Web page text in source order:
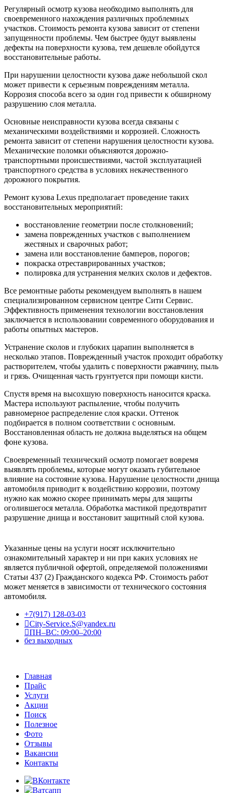
Регулярный осмотр кузова необходимо выполнять для
своевременного нахождения различных проблемных
участков. Стоимость ремонта кузова зависит от степени
запущенности проблемы. Чем быстрее будут выявлены
дефекты на поверхности кузова, тем дешевле обойдутся
восстановительные работы.
При нарушении целостности кузова даже небольшой скол
может привести к серьезным повреждениям металла.
Коррозия способа всего за один год привести к обширному
разрушению слоя металла.
Основные неисправности кузова всегда связаны с
механическими воздействиями и коррозией. Сложность
ремонта зависит от степени нарушения целостности кузова.
Механические поломки объясняются дорожно-
транспортными происшествиями, частой эксплуатацией
транспортного средства в условиях некачественного
дорожного покрытия.
Ремонт кузова Lexus предполагает проведение таких
восстановительных мероприятий:
восстановление геометрии после столкновений;
замена поврежденных участков с выполнением
жестяных и сварочных работ;
замена или восстановление бамперов, порогов;
покраска отреставрированных участков;
полировка для устранения мелких сколов и дефектов.
Все ремонтные работы рекомендуем выполнять в нашем
специализированном сервисном центре Сити Сервис.
Эффективность применения технологии восстановления
заключается в использовании современного оборудования и
работы опытных мастеров.
Устранение сколов и глубоких царапин выполняется в
несколько этапов. Поврежденный участок проходит обработку
растворителем, чтобы удалить с поверхности ржавчину, пыль
и грязь. Очищенная часть грунтуется при помощи кисти.
Спустя время на высохшую поверхность наносится краска.
Мастера используют распыление, чтобы получить
равномерное распределение слоя краски. Оттенок
подбирается в полном соответствии с основным.
Восстановленная область не должна выделяться на общем
фоне кузова.
Своевременный технический осмотр помогает вовремя
выявлять проблемы, которые могут оказать губительное
влияние на состояние кузова. Нарушение целостности днища
автомобиля приводит к воздействию коррозии, поэтому
нужно как можно скорее принимать меры для защиты
оголившегося металла. Обработка мастикой предотвратит
разрушение днища и восстановит защитный слой кузова.
Указанные цены на услуги носят исключительно
ознакомительный характер и ни при каких условиях не
является публичной офертой, определяемой положениями
Статьи 437 (2) Гражданского кодекса РФ. Стоимость работ
может меняется в зависимости от технического состояния
автомобиля.
+7(917) 128-03-03
City-Service.S@yandex.ru
ПН–ВС: 09:00–20:00
без выходных
Главная
Прайс
Услуги
Акции
Поиск
Полезное
Фото
Отзывы
Вакансии
Контакты